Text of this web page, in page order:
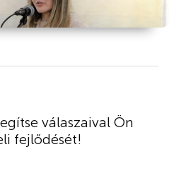
válaszaival Ön
fejlődését!